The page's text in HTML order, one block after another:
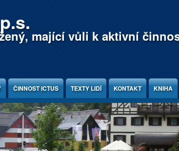
mající vůli k aktivní
ČINNOST ICTUS TEXTY LIDÍ KONTAKT KNIHA